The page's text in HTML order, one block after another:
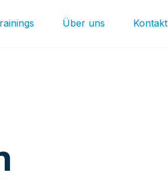
Über uns Kontakt